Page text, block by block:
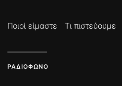
Ποιοί είμαστε Τι πιστεύουμε
ΡΑΔΙΌΦΩΝΟ